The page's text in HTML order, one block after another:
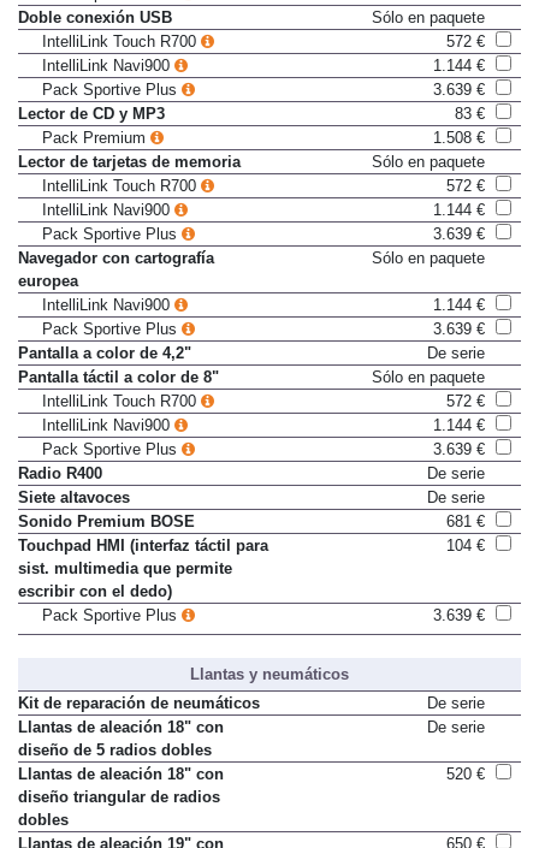
Pack Sportive Plus
3.639 €
Doble conexión USB
Sólo en paquete
IntelliLink Touch R700
572 €
IntelliLink Navi900
1.144 €
Pack Sportive Plus
3.639 €
Lector de CD y MP3
83 €
Pack Premium
1.508 €
Lector de tarjetas de memoria
Sólo en paquete
IntelliLink Touch R700
572 €
IntelliLink Navi900
1.144 €
Pack Sportive Plus
3.639 €
Navegador con cartografía
europea
IntelliLink Navi900
1.144 €
Pack Sportive Plus
3.639 €
Pantalla a color de 4,2"
De serie
Pantalla táctil a color de 8"
Sólo en paquete
IntelliLink Touch R700
572 €
IntelliLink Navi900
1.144 €
Pack Sportive Plus
3.639 €
Radio R400
De serie
Siete altavoces
De serie
Sonido Premium BOSE
681 €
Touchpad HMI (interfaz táctil para
sist. multimedia que permite
escribir con el dedo)
Pack Sportive Plus 3.639 €
Llantas y neumáticos
Kit de reparación de neumáticos
De serie
Llantas de aleación 18" con
diseño de 5 radios dobles
Llantas de aleación 18" con
diseño triangular de radios
dobles